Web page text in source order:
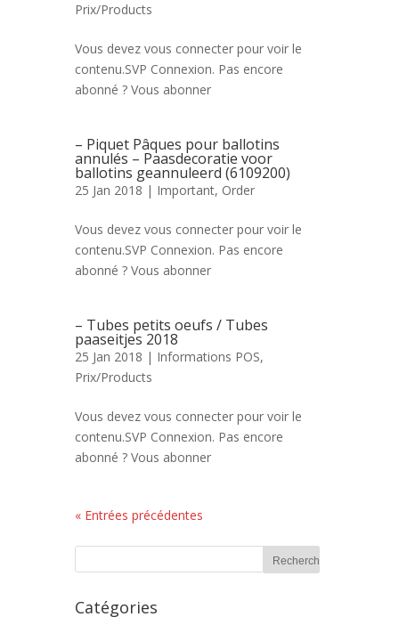
Prix/Products
Vous devez vous connecter pour voir le
contenu.SVP Connexion. Pas encore
abonné ? Vous abonner
– Piquet Pâques pour ballotins
annulés – Paasdecoratie voor
ballotins geannuleerd (6109200)
25 Jan 2018 | Important, Order
Vous devez vous connecter pour voir le
contenu.SVP Connexion. Pas encore
abonné ? Vous abonner
– Tubes petits oeufs / Tubes
paaseitjes 2018
25 Jan 2018 | Informations POS,
Prix/Products
Vous devez vous connecter pour voir le
contenu.SVP Connexion. Pas encore
abonné ? Vous abonner
« Entrées précédentes
Catégories